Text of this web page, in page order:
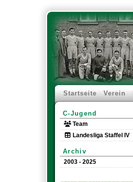
Startseite Verein
C-Jugend
Team
Landesliga Staffel IV
Archiv
2003 - 2025